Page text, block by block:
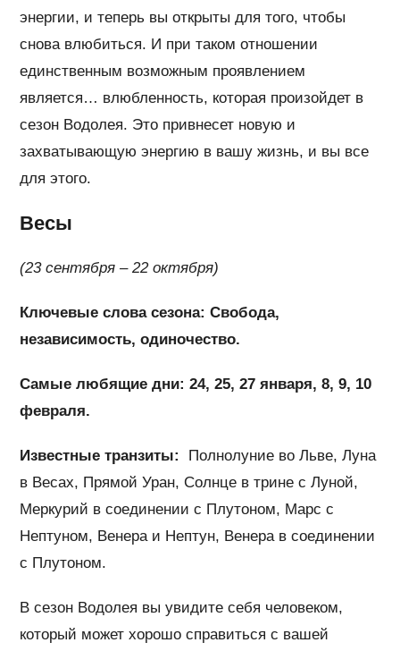
энергии, и теперь вы открыты для того, чтобы
снова влюбиться. И при таком отношении
единственным возможным проявлением
является… влюбленность, которая произойдет в
сезон Водолея. Это привнесет новую и
захватывающую энергию в вашу жизнь, и вы все
для этого.
Весы
(23 сентября – 22 октября)
Ключевые слова сезона: Свобода,
независимость, одиночество.
Самые любящие дни: 24, 25, 27 января, 8, 9, 10
февраля.
Известные транзиты:
Полнолуние во Льве, Луна
в Весах, Прямой Уран, Солнце в трине с Луной,
Меркурий в соединении с Плутоном, Марс с
Нептуном, Венера и Нептун, Венера в соединении
с Плутоном.
В сезон Водолея вы увидите себя человеком,
который может хорошо справиться с вашей